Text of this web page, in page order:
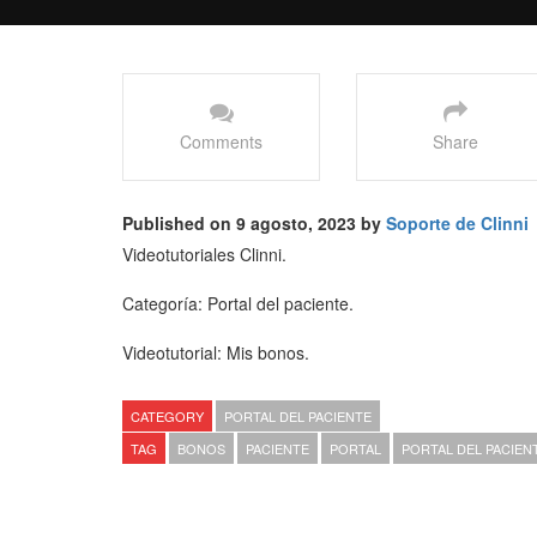
Comments Share
Published on 9 agosto, 2023 by Soporte de Clinni
Videotutoriales Clinni.
Categoría: Portal del paciente.
Videotutorial: Mis bonos.
CATEGORY
PORTAL DEL PACIENTE
TAG
BONOS PACIENTE PORTAL PORTAL DEL